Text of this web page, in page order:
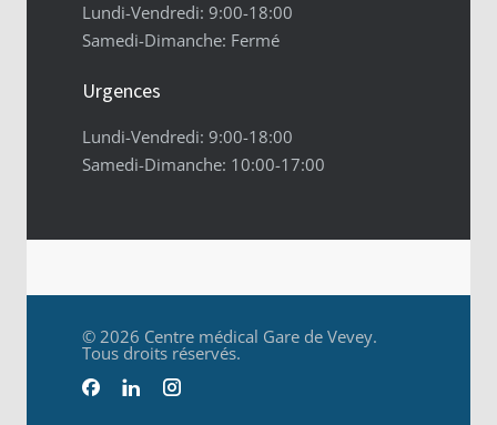
Lundi-Vendredi: 9:00-18:00
Samedi-Dimanche: Fermé
Urgences
Lundi-Vendredi: 9:00-18:00
Samedi-Dimanche: 10:00-17:00
© 2026 Centre médical Gare de Vevey.
Tous droits réservés.